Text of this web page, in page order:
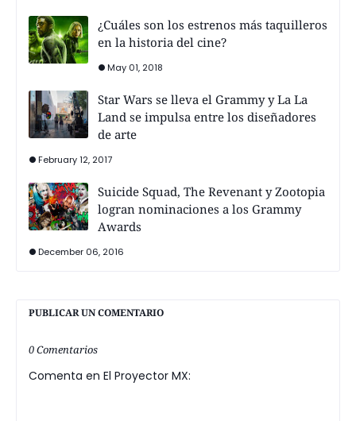
¿Cuáles son los estrenos más taquilleros
en la historia del cine?
May 01, 2018
Star Wars se lleva el Grammy y La La
Land se impulsa entre los diseñadores
de arte
February 12, 2017
Suicide Squad, The Revenant y Zootopia
logran nominaciones a los Grammy
Awards
December 06, 2016
PUBLICAR UN COMENTARIO
0 Comentarios
Comenta en El Proyector MX: